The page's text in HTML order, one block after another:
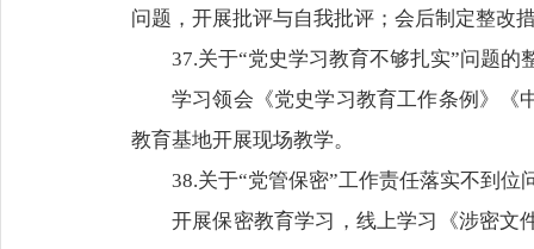
问题，开展批评与自我批评；会后制定整改
37.关于“党史学习教育不够扎实”问题的
学习领会《党史学习教育工作条例》《
教育基地开展现场教学。
38.关于“党管保密”工作责任落实不到位
开展保密教育学习，线上学习《涉密文